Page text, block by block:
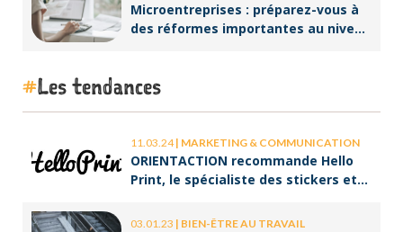
Microentreprises : préparez-vous à
des réformes importantes au niveau
Les tendances
11.03.24| MARKETING & COMMUNICATION
ORIENTACTION recommande Hello
Print, le spécialiste des stickers et
03.01.23 | BIEN-ÊTRE AU TRAVAIL